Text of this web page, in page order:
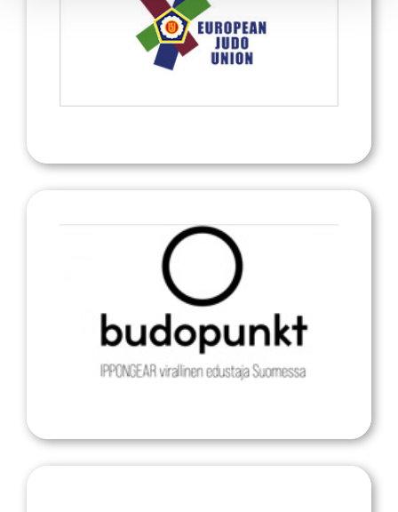
European Judo Union
European Judo Union
Suomen Judoliiton virallinen varustetoimittaja
Budopunkt